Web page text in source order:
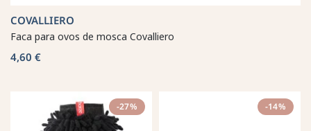
COVALLIERO
Faca para ovos de mosca Covalliero
4,60 €
-27% -14%